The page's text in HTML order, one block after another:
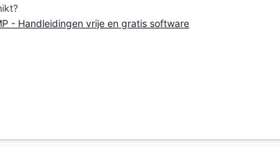
- Handleidingen vrije en gratis software